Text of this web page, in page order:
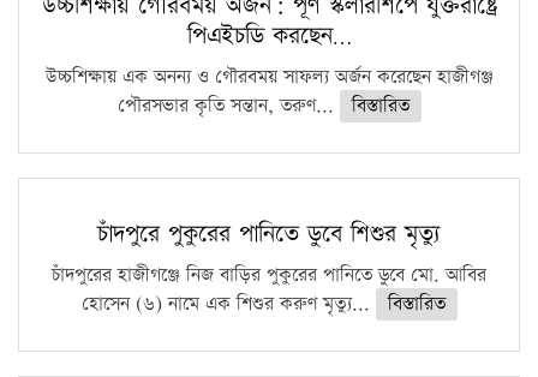
ফরিদগঞ্জে আগুনে পুড়লো ৬ ব্যবসা প্রতিষ্ঠান
পিএইচডি করছেন…
উচ্চশিক্ষায় এক অনন্য ও গৌরবময় সাফল্য অর্জন করেছেন হাজীগঞ্জ
পৌরসভার কৃতি সন্তান, তরুণ...
বিস্তারিত
চাঁদপুরে পুকুরের পানিতে ডুবে শিশুর মৃত্যু
চাঁদপুরের হাজীগঞ্জে নিজ বাড়ির পুকুরের পানিতে ডুবে মো. আবির
হোসেন (৬) নামে এক শিশুর করুণ মৃত্যু...
বিস্তারিত